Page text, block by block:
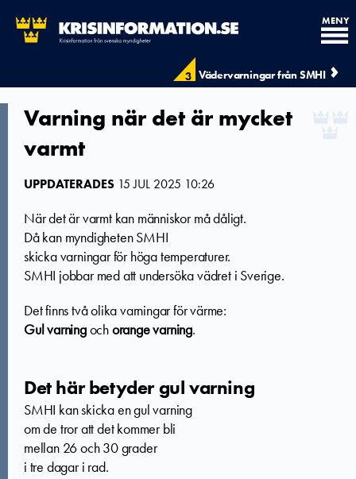
3 Vädervarningar från SMHI
MENY
Varning när det är mycket
varmt
UPPDATERADES 15 JUL 2025 10:26
När det är varmt kan människor må dåligt.
Då kan myndigheten SMHI
skicka varningar för höga temperaturer.
SMHI jobbar med att undersöka vädret i Sverige.
Det finns två olika varningar för värme:
Gul varningochorange varning.
Det här betyder gul varning
SMHI kan skicka en gul varning
om de tror att det kommer bli
mellan 26 och 30 grader
i tre dagar i rad.